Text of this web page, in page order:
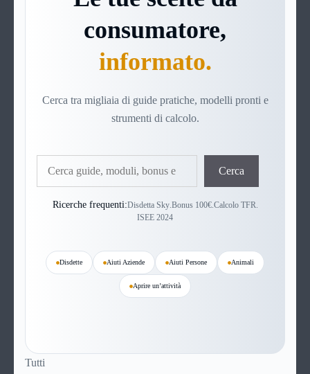
consumatore,
informato.
Cerca tra migliaia di guide pratiche, modelli pronti e
strumenti di calcolo.
Cerca
Ricerche frequenti:Disdetta Sky.Bonus 100€.Calcolo TFR.
ISEE 2024
Disdette Aiuti Aziende Aiuti Persone Animali
Aprire un’attività
Tutti